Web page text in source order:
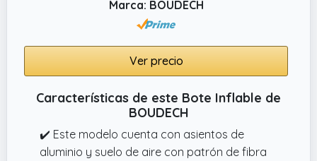
que simplifica su transporte y
Marca: BOUDECH
Ver precio
Características de este Bote Inflable de
BOUDECH
✔️ Este modelo cuenta con asientos de
aluminio y suelo de aire con patrón de fibra